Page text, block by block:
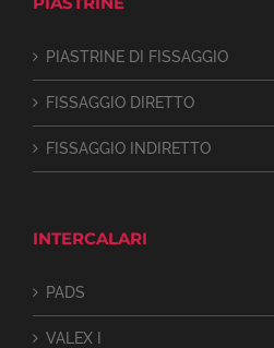
PIASTRINE DI FISSAGGIO
FISSAGGIO DIRETTO
FISSAGGIO INDIRETTO
INTERCALARI
PADS
VALEX I